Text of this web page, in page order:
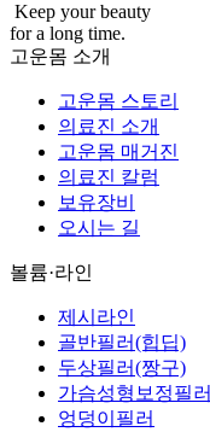
Keep your beauty
for a long time.
고운몸 소개
고운몸 스토리
의료진 소개
고운몸 매거진
의료진 칼럼
보유장비
오시는 길
볼륨·라인
제시라인
골반필러(힙딥)
두상필러(짱구)
가슴성형보정필러
엉덩이필러